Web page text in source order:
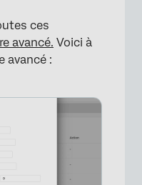
ces
avancé. Voici à
avancé :